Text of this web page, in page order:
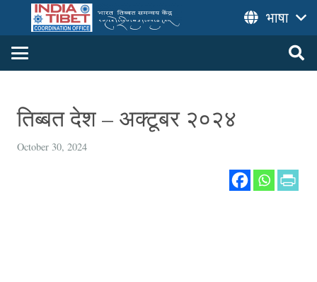
भाषा
तिब्बत देश – अक्टूबर २०२४
October 30, 2024